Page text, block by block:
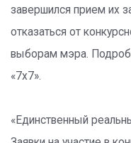
завершился прием их
отказаться от
выборам мэра.
«7х7».
«Единственный